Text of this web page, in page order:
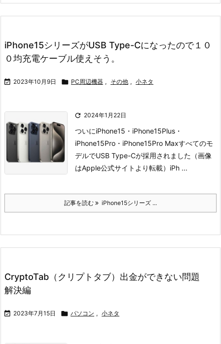
iPhone15シリーズがUSB Type-Cになったので１０
０均充電ケーブル使えそう。
 2023年10月9日  PC周辺機器 , その他 , 小ネタ
 2024年1月22日
ついにiPhone15・iPhone15Plus・
iPhone15Pro・iPhone15Pro Maxすべてのモ
デルでUSB Type-Cが採用されました （画像
はApple公式サイトより転載） iPh ...
記事を読む iPhone15シリーズ ...
CryptoTab（クリプトタブ）出金ができない問題
解決編
 2023年7月15日  パソコン , 小ネタ